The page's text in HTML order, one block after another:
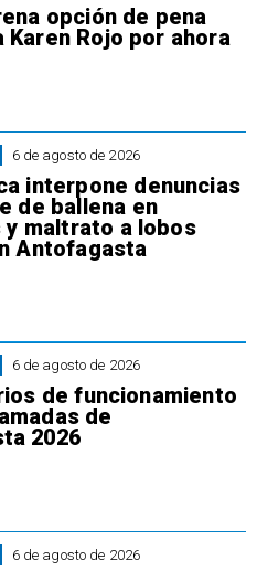
opción de pena
Karen Rojo por ahora
6 de agosto de 2026
interpone denuncias
de ballena en
y maltrato a lobos
Antofagasta
6 de agosto de 2026
de funcionamiento
de
2026
6 de agosto de 2026